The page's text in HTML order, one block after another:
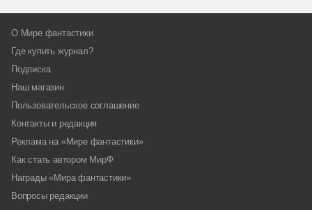
О Мире фантастики
Где купить журнал?
Подписка
Наш магазин
Пользовательское соглашение
Контакты и редакция
Реклама на «Мире фантастики»
Как стать автором МирФ
Награды «Мира фантастики»
Вопросы редакции